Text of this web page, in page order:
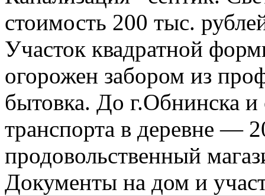
стоимость 200 тыс.
Участок квадратной
огорожен забором из
бытовка. До г.Обнинска
транспорта в деревне —
продовольственный
Документы на дом и